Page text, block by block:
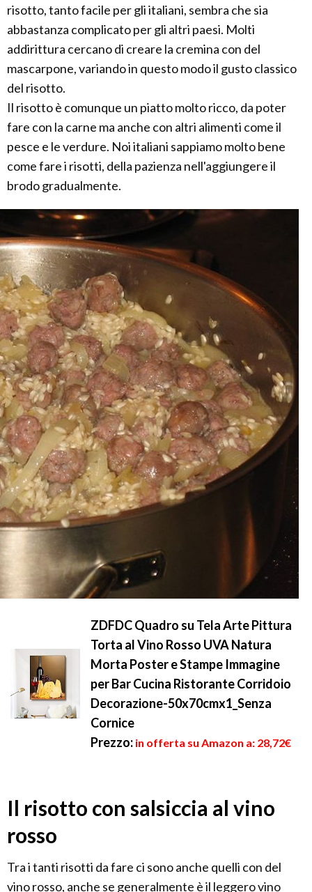
risotto, tanto facile per gli italiani, sembra che sia
abbastanza complicato per gli altri paesi. Molti
addirittura cercano di creare la cremina con del
mascarpone, variando in questo modo il gusto classico
del risotto.
Il risotto è comunque un piatto molto ricco, da poter
fare con la carne ma anche con altri alimenti come il
pesce e le verdure. Noi italiani sappiamo molto bene
come fare i risotti, della pazienza nell'aggiungere il
brodo gradualmente.
ZDFDC Quadro su Tela Arte Pittura
Torta al Vino Rosso UVA Natura
Morta Poster e Stampe Immagine
per Bar Cucina Ristorante Corridoio
Decorazione-50x70cmx1_Senza
Cornice
Prezzo: in offerta su Amazon a: 28,72€
Il risotto con salsiccia al vino
rosso
Tra i tanti risotti da fare ci sono anche quelli con del
vino rosso, anche se generalmente è il leggero vino